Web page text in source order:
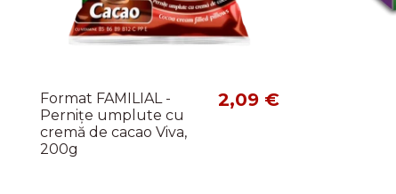
Format FAMILIAL -
Pernițe umplute cu
cremă de cacao Viva,
200g
2,09 €